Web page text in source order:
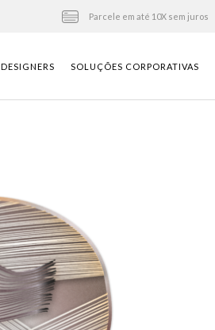
Parcele em até 10X sem juros
DESIGNERS SOLUÇÕES CORPORATIVAS